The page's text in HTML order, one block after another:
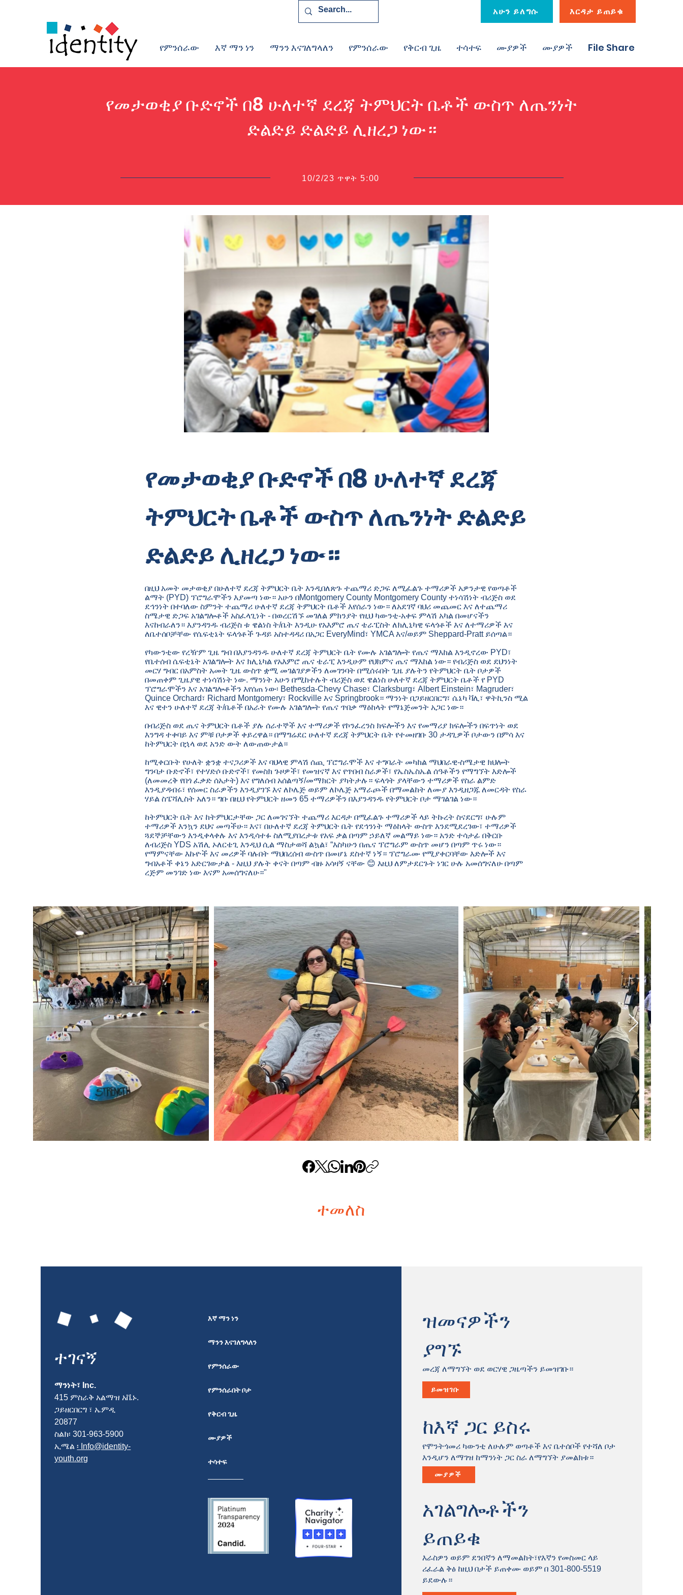
አሁን ይለግሱ እርዳታ ይጠይቁ
የምንሰራው እኛ ማን ነን ማንን እናገለግላለን የምንሰራው የቅርብ ጊዜ ተሳተፍ ሙያዎች ሙያዎች File Share
የመታወቂያ ቡድኖች በ8 ሁለተኛ ደረጃ ትምህርት ቤቶች ውስጥ ለጤንነት
ድልድይ ድልድይ ሊዘረጋ ነው።
10/2/23 ጥዋት 5:00
የመታወቂያ ቡድኖች በ8 ሁለተኛ ደረጃ
ትምህርት ቤቶች ውስጥ ለጤንነት ድልድይ
ድልድይ ሊዘረጋ ነው።
በዚህ አመት መታወቂያ በሁለተኛ ደረጃ ትምህርት ቤት እንዲበለጽጉ ተጨማሪ ድጋፍ ለሚፈልጉ ተማሪዎች አዎንታዊ የወጣቶች
ልማት (PYD) ፕሮግራሞችን እያመጣ ነው። አሁን በMontgomery County Montgomery County ተነሳሽነት ብሪጅስ ወደ
ደኅንነት በተባለው ስምንት ተጨማሪ ሁለተኛ ደረጃ ትምህርት ቤቶች እየሰራን ነው። ለአደገኛ ባህሪ መጨመር እና ለተጨማሪ
ስሜታዊ ድጋፍ አገልግሎቶች አስፈላጊነት - በወረርሽኙ መገለል ምክንያት የዚህ ካውንቲ-አቀፍ ምላሽ አካል በመሆናችን
እናከብራለን። እያንዳንዱ ብሪጅስ ቱ ዌልነስ ት/ቤት እንዲሁ የአእምሮ ጤና ቴራፒስት ለክሊኒካዊ ፍላጎቶች እና ለተማሪዎች እና
ለቤተሰቦቻቸው የሴፍቲኔት ፍላጎቶች ጉዳይ አስተዳዳሪ በአጋር EveryMind፣ YMCA እና/ወይም Sheppard-Pratt ይሰጣል።
የካውንቲው የረዥም ጊዜ ግብ በእያንዳንዱ ሁለተኛ ደረጃ ትምህርት ቤት የሙሉ አገልግሎት የጤና ማእከል እንዲኖረው PYD፣
የቤተሰብ ሴፍቲኔት አገልግሎት እና ክሊኒካል የአእምሮ ጤና ቴራፒ እንዲሁም የህክምና ጤና ማእከል ነው። የብሪጅስ ወደ ደህንነት
መርሃ ግብር በአምስት አመት ጊዜ ውስጥ ቋሚ መገልገያዎችን ለመገንባት በሚሰሩበት ጊዜ ያሉትን የትምህርት ቤት ቦታዎች
በመጠቀም ጊዜያዊ ተነሳሽነት ነው. ማንነት አሁን በሚከተሉት ብሪጅስ ወደ ዌልነስ ሁለተኛ ደረጃ ትምህርት ቤቶች የ PYD
ፕሮግራሞችን እና አገልግሎቶችን እየሰጠ ነው፡ Bethesda-Chevy Chase፣ Clarksburg፣ Albert Einstein፣ Magruder፣
Quince Orchard፣ Richard Montgomery፣ Rockville እና Springbrook። ማንነት በጋይዘርበርግ፣ ሴኔካ ቫሊ፣ ዋትኪንስ ሚል
እና ዊተን ሁለተኛ ደረጃ ት/ቤቶች በአራት የሙሉ አገልግሎት የጤና ጥበቃ ማዕከላት የማኔጅመንት አጋር ነው።
በብሪጅስ ወደ ጤና ትምህርት ቤቶች ያሉ ሰራተኞች እና ተማሪዎች የኮንፈረንስ ክፍሎችን እና የመማሪያ ክፍሎችን በፍጥነት ወደ
እንግዳ ተቀባይ እና ምቹ ቦታዎች ቀይረዋል። በማግሬደር ሁለተኛ ደረጃ ትምህርት ቤት የተመዘገቡ 30 ታዳጊዎች ቦታውን በምሳ እና
ከትምህርት በኋላ ወደ አንድ ውት ለውጠውታል።
ከሚቀርቡት የሁለት ቋንቋ ተናጋሪዎች እና ባህላዊ ምላሽ ሰጪ ፕሮግራሞች እና ተግባራት መካከል ማህበራዊ-ስሜታዊ ክህሎት
ግንባታ ቡድኖች፣ የተሃድሶ ቡድኖች፣ የመስክ ጉዞዎች፣ የመዝናኛ እና የጥበብ ስራዎች፣ የኤስኤስኤል ሰዓቶችን የማግኘት እድሎች
(ለመመረቅ የበጎ ፈቃድ ሰአታት) እና የግለሰብ አሰልጣኝ/መማክርት ያካትታሉ። ፍላጎት ያላቸውን ተማሪዎች የስራ ልምድ
እንዲያዳብሩ፣ የሰመር ስራዎችን እንዲያገኙ እና ለኮሌጅ ወይም ለኮሌጅ አማራጮች በማመልከት ለሙያ እንዲዘጋጁ ለመርዳት የስራ
ሃይል ስፔሻሊስት አለን። ግቡ በዚህ የትምህርት ዘመን 65 ተማሪዎችን በእያንዳንዱ የትምህርት ቦታ ማገልገል ነው።
ከትምህርት ቤት እና ከትምህርታቸው ጋር ለመገናኘት ተጨማሪ እርዳታ በሚፈልጉ ተማሪዎች ላይ ትኩረት ስናደርግ፣ ሁሉም
ተማሪዎች እንኳን ደህና መጣችሁ። እና፣ በሁለተኛ ደረጃ ትምህርት ቤት የደኅንነት ማዕከላት ውስጥ እንደሚደረገው፣ ተማሪዎች
ጓደኞቻቸውን እንዲቀላቀሉ እና እንዲሳተፉ ስለሚያበረታቱ የአፍ ቃል በጣም ኃይለኛ መልማይ ነው። አንድ ተሳታፊ በቅርቡ
ለብሪጅስ YDS አሽሊ ኦለርቴጊ እንዲህ ሲል ማስታወሻ ልኳል፣ “እስካሁን በጤና ፕሮግራም ውስጥ መሆን በጣም ጥሩ ነው።
የማምናቸው እኩዮች እና መሪዎች ባሉበት ማህበረሰብ ውስጥ በመሆኔ ደስተኛ ነኝ። ፕሮግራሙ የሚያቀርባቸው እድሎች እና
ግብአቶች ቀኔን አድርገውታል - እዚህ ያሉት ቀናት በጣም ብዙ አሳዛኝ ናቸው 😊 እዚህ ለምታደርጉት ነገር ሁሉ አመሰግናለሁ በጣም
ረጅም መንገድ ነው እናም አመሰግናለሁ።"
ተመለስ
ተገናኝ
ማንነት፣ Inc.
415 ምስራቅ አልማዝ አቬኑ.
ጋይዘርበርግ ፣ ኤምዲ
20877
ስልክ፡ 301-963-5900
ኢሜል ፡ Info@identity-
youth.org
እኛ ማን ነን
ማንን እናገለግላለን
የምንሰራው
የምንሰራበት ቦታ
የቅርብ ጊዜ
ሙያዎች
ተሳተፍ
ዝመናዎችን
ያግኙ
መረጃ ለማግኘት ወደ ወርሃዊ ጋዜጣችን ይመዝገቡ።
ይመዝገቡ
ከእኛ ጋር ይስሩ
የሞንትጎመሪ ካውንቲ ለሁሉም ወጣቶች እና ቤተሰቦች የተሻለ ቦታ
እንዲሆን ለማገዝ ከማንነት ጋር ስራ ለማግኘት ያመልክቱ።
ሙያዎች
አገልግሎቶችን
ይጠይቁ
እራስዎን ወይም ደንበኛን ለማመልከት፣የእኛን የመስመር ላይ
ሪፈራል ቅፅ ከዚህ በታች ይጠቀሙ ወይም በ 301-800-5519
ይደውሉ።